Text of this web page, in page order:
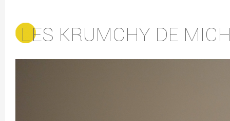
LES KRUMCHY DE